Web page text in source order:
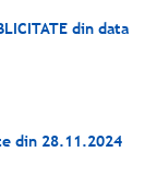
din data
din 28.11.2024